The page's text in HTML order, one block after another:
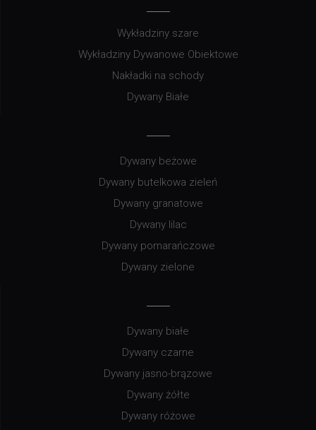
Wykładziny szare
Wykładziny Dywanowe Obiektowe
Nakładki na schody
Dywany Białe
Dywany beżowe
Dywany butelkowa zieleń
Dywany granatowe
Dywany lilac
Dywany pomarańczowe
Dywany zielone
Dywany białe
Dywany czarne
Dywany jasno-brązowe
Dywany żółte
Dywany różowe